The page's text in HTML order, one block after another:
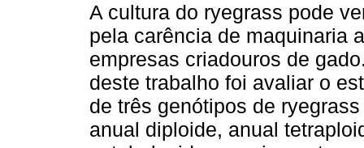
A cultura do ryegrass pode
pela carência de maquinaria
empresas criadouros de
deste trabalho foi avaliar o
de três genótipos de ryegrass
anual diploide, anual